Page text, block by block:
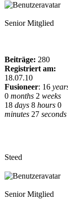
Senior Mitglied
Beiträge: 280
Registriert am:
18.07.10
Fusioneer: 16
0 months 2 weeks
18 days 8 hours 0
minutes 27 seconds
Steed
Senior Mitglied